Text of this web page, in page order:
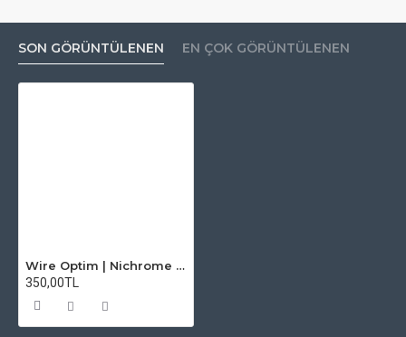
SON GÖRÜNTÜLENEN EN ÇOK GÖRÜNTÜLENEN
Wire Optim | Nichrome 80 - 31 GA Makara Rezistans Teli - 25 FT - Orijinal
350,00TL